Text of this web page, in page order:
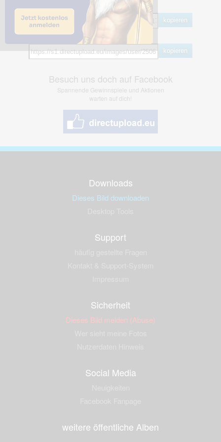
BB Code
kopieren
kopieren
Besuch uns doch auf Facebook
Spannende Gewinnspiele und Aktionen
warten auf dich!
Downloads
Dieses Bild downloaden
Support
Sicherheit
Dieses Bild melden (Abuse)
Social Media
weitere öffentliche Alben